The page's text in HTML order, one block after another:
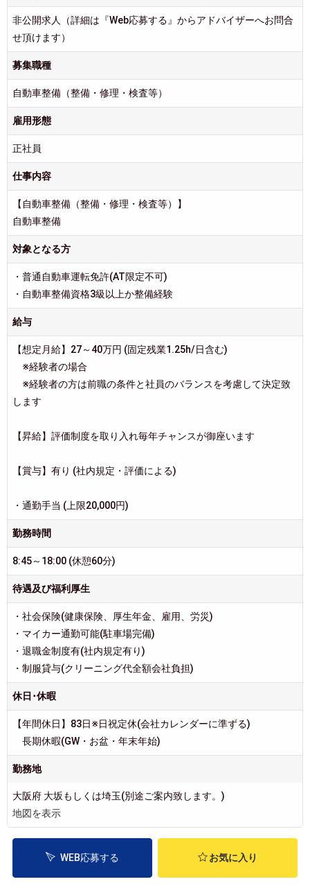
非公開求人（詳細は『Web応募する』からアドバイザーへお問合
せ頂けます）
募集職種
自動車整備（整備・修理・検査等）
雇用形態
正社員
仕事内容
【自動車整備（整備・修理・検査等）】
自動車整備
対象となる方
・普通自動車運転免許(AT限定不可)
・自動車整備資格3級以上か整備経験
給与
【想定月給】27～40万円 (固定残業1.25h/日含む)
※経験者の場合
※経験者の方は前職の条件と社員のバランスを考慮して決定致
します
【昇給】評価制度を取り入れ毎年チャンスが御座います
【賞与】有り (社内規定・評価による)
・通勤手当 (上限20,000円)
勤務時間
8:45～18:00 (休憩60分)
待遇及び福利厚生
・社会保険(健康保険、厚生年金、雇用、労災)
・マイカー通勤可能(駐車場完備)
・退職金制度有(社内規定有り)
・制服貸与(クリーニング代全額会社負担)
休日･休暇
【年間休日】83日※日祝定休(会社カレンダーに準ずる)
長期休暇(GW・お盆・年末年始)
勤務地
大阪府 大坂もしくは埼玉(別途ご案内致します。)
地図を表示
WEB応募する お気に入り